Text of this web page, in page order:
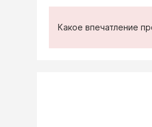
Какое впечатление